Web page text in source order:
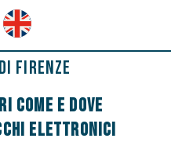
Firenze
come e dove
elettronici